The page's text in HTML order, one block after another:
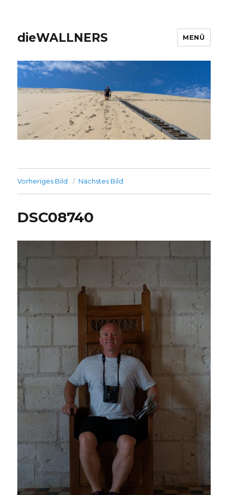
dieWALLNERS MENÜ
Vorheriges Bild Nächstes Bild
DSC08740